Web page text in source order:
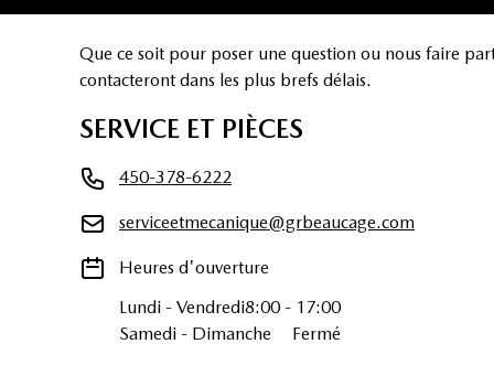
Que ce soit pour poser une question ou nous faire
contacteront dans les plus brefs délais.
SERVICE ET PIÈCES
450-378-6222
serviceetmecanique@grbeaucage.com
Heures d'ouverture
Lundi - Vendredi8:00 - 17:00
Samedi - Dimanche Fermé